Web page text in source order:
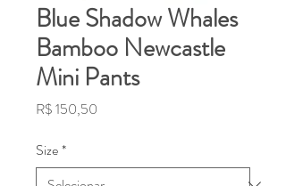
Blue Shadow Whales
Bamboo Newcastle
Mini Pants
R$ 150,50
Size*